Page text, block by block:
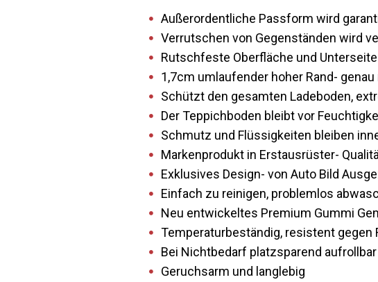
Außerordentliche Passform wird
Verrutschen von Gegenständen wird
Rutschfeste Oberfläche und
1,7cm umlaufender hoher Rand-
Schützt den gesamten Ladeboden,
Der Teppichboden bleibt vor
Schmutz und Flüssigkeiten bleiben
Markenprodukt in Erstausrüster-
Exklusives Design- von Auto Bild
Einfach zu reinigen, problemlos
Neu entwickeltes Premium Gummi
Temperaturbeständig, resistent gegen
Bei Nichtbedarf platzsparend aufrollbar
Geruchsarm und langlebig